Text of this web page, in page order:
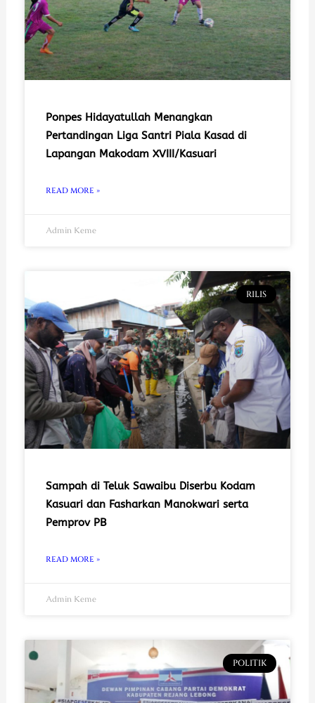
Ponpes Hidayatullah Menangkan
Pertandingan Liga Santri Piala Kasad di
Lapangan Makodam XVIII/Kasuari
READ MORE »
Admin Keme
RILIS
Sampah di Teluk Sawaibu Diserbu Kodam
Kasuari dan Fasharkan Manokwari serta
Pemprov PB
READ MORE »
Admin Keme
POLITIK